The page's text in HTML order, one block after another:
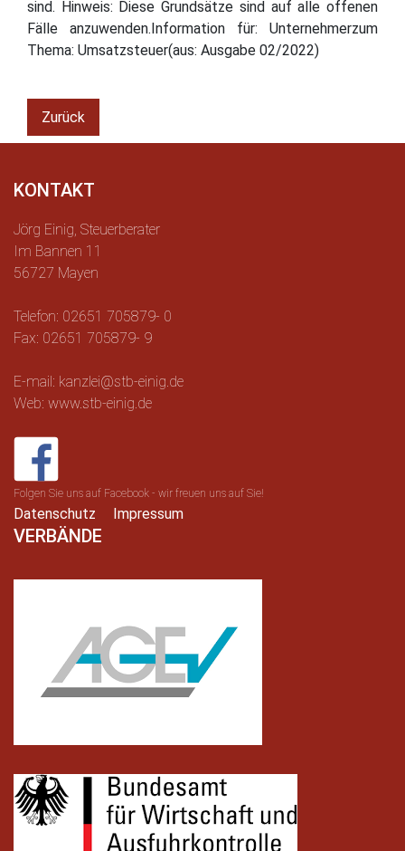
sind. Hinweis: Diese Grundsätze sind auf alle offenen
Fälle anzuwenden.Information für: Unternehmerzum
Thema: Umsatzsteuer(aus: Ausgabe 02/2022)
Zurück
KONTAKT
Jörg Einig, Steuerberater
Im Bannen 11
56727 Mayen
Telefon: 02651 705879- 0
Fax: 02651 705879- 9
E-mail: kanzlei@stb-einig.de
Web: www.stb-einig.de
Folgen Sie uns auf Facebook - wir freuen uns auf Sie!
Datenschutz Impressum
VERBÄNDE